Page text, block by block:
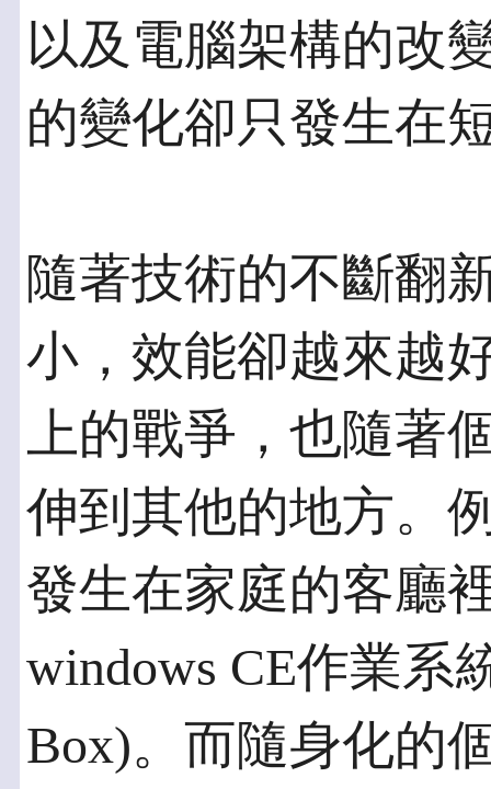
以及電腦架構的改
的變化卻只發生在
隨著技術的不斷翻
小，效能卻越來越
上的戰爭，也隨著
伸到其他的地方。
發生在家庭的客廳
windows CE作業系
Box)。而隨身化的